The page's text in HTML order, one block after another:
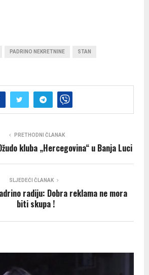
PADRINO NEKRETNINE STAN
PRETHODNI ČLANAK
kluba „Hercegovina“ u Banja Luci
SLJEDEĆI ČLANAK
radiju: Dobra reklama ne mora
biti skupa !